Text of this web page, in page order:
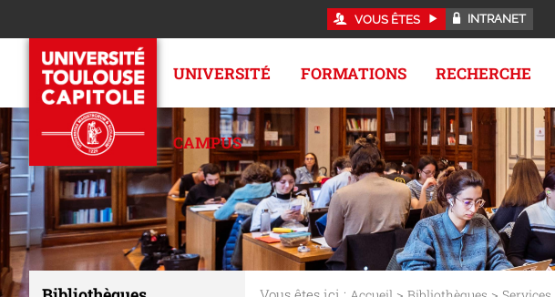
VOUS ÊTES INTRANET
UNIVERSITÉ FORMATIONS RECHERCHE
CAMPUS